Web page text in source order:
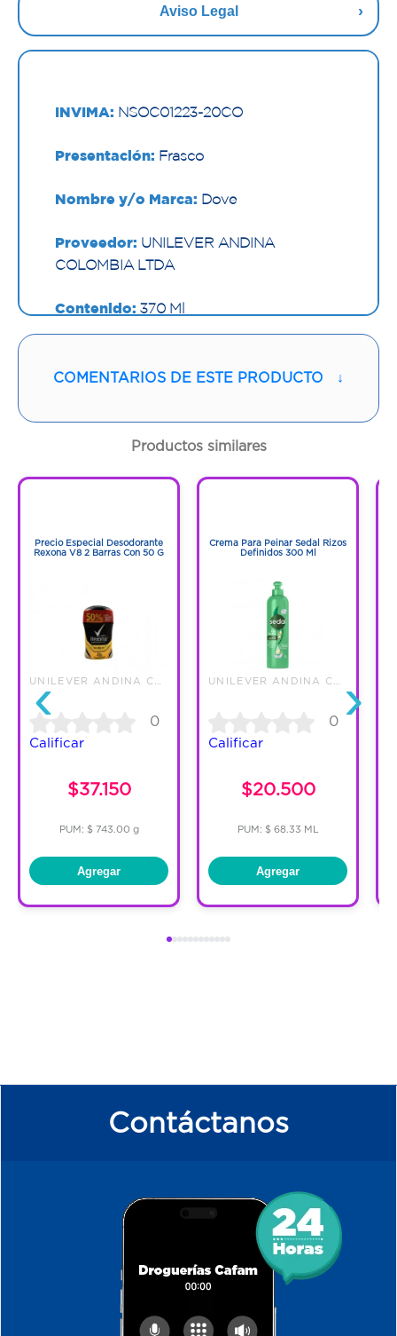
Aviso Legal
INVIMA: NSOC01223-20CO
Presentación: Frasco
Nombre y/o Marca: Dove
Proveedor: UNILEVER ANDINA
COLOMBIA LTDA
Contenido: 370 Ml
COMENTARIOS DE ESTE PRODUCTO ↓
Productos similares
‹
Precio Especial Desodorante
Rexona V8 2 Barras Con 50 G
0
Calificar
$37.150
PUM: $ 743.00 g
Agregar
Crema Para Peinar Sedal Rizos
Definidos 300 Ml
0
Calificar
$20.500
PUM: $ 68.33 ML
Agregar
›
Contáctanos